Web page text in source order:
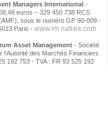
Managers International -
euros – 329 450 738 RCS
sous le numéro GP 90-009.-
Paris - www.im.natixis.com
Asset Management - Société
des Marchés Financiers
192 753 - TVA : FR 93 525 192